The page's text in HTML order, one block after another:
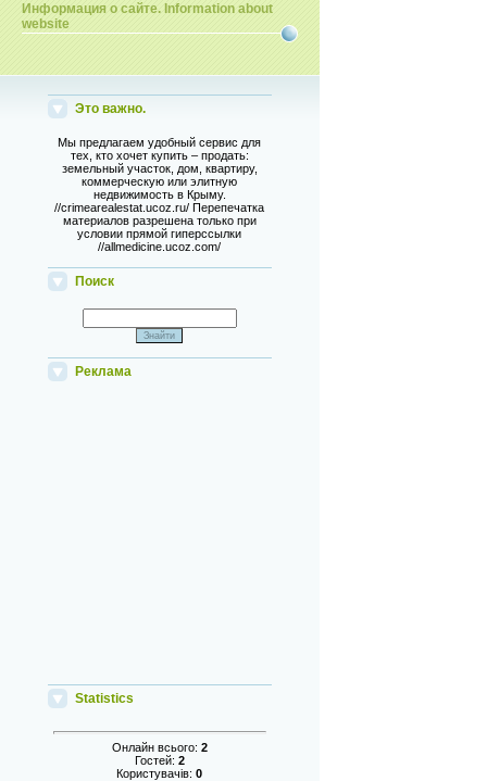
Информация о сайте. Information about
website
Это важно.
Мы предлагаем удобный сервис для
тех, кто хочет купить – продать:
земельный участок, дом, квартиру,
коммерческую или элитную
недвижимость в Крыму.
//crimearealestat.ucoz.ru/ Перепечатка
материалов разрешена только при
условии прямой гиперссылки
//allmedicine.ucoz.com/
Поиск
Реклама
Statistics
Онлайн всього: 2
Гостей: 2
Користувачів:0